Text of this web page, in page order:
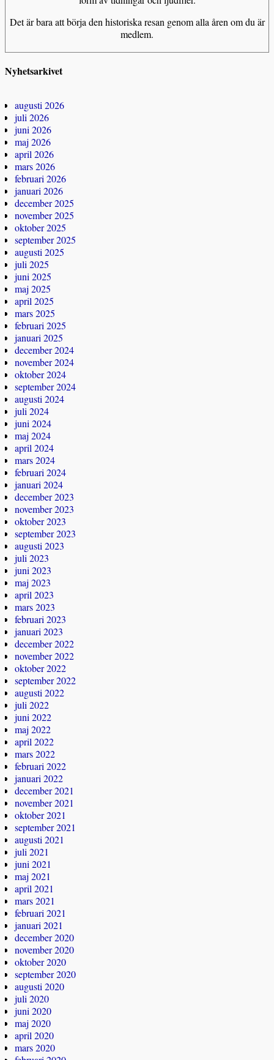
Det är bara att börja den historiska resan genom alla åren om du är
medlem.
Nyhetsarkivet
augusti 2026
juli 2026
juni 2026
maj 2026
april 2026
mars 2026
februari 2026
januari 2026
december 2025
november 2025
oktober 2025
september 2025
augusti 2025
juli 2025
juni 2025
maj 2025
april 2025
mars 2025
februari 2025
januari 2025
december 2024
november 2024
oktober 2024
september 2024
augusti 2024
juli 2024
juni 2024
maj 2024
april 2024
mars 2024
februari 2024
januari 2024
december 2023
november 2023
oktober 2023
september 2023
augusti 2023
juli 2023
juni 2023
maj 2023
april 2023
mars 2023
februari 2023
januari 2023
december 2022
november 2022
oktober 2022
september 2022
augusti 2022
juli 2022
juni 2022
maj 2022
april 2022
mars 2022
februari 2022
januari 2022
december 2021
november 2021
oktober 2021
september 2021
augusti 2021
juli 2021
juni 2021
maj 2021
april 2021
mars 2021
februari 2021
januari 2021
december 2020
november 2020
oktober 2020
september 2020
augusti 2020
juli 2020
juni 2020
maj 2020
april 2020
mars 2020